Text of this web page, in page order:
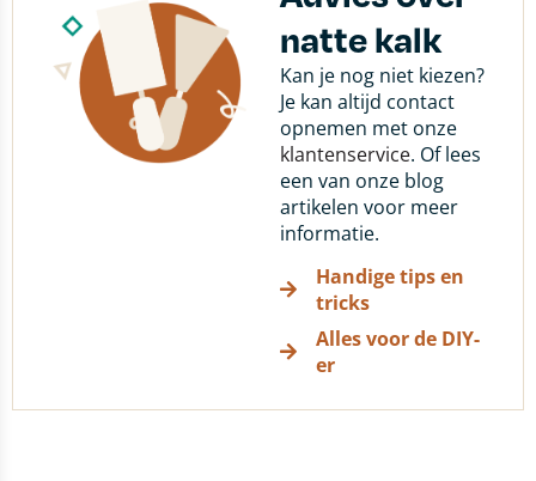
natte kalk
Kan je nog niet kiezen?
Je kan altijd contact
opnemen met onze
klantenservice. Of lees
een van onze blog
artikelen voor meer
informatie.
Handige tips en
tricks
Alles voor de DIY-
er